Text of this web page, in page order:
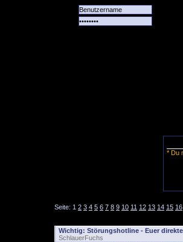
* Du
Seite: 1 2 3 4 5 6 7 8 9 10 11 12 13 14 15 16
Wichtig: Störungshotline - Euer
SchlauerFuchs